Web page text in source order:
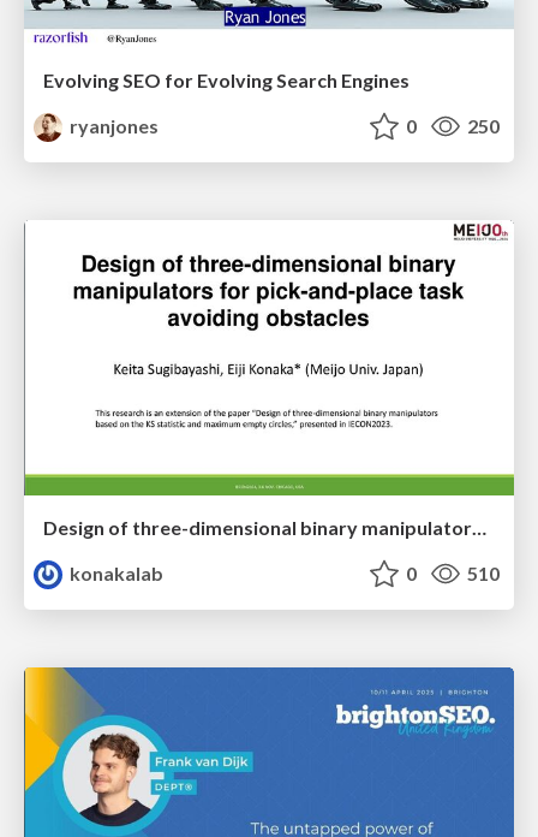
Evolving SEO for Evolving Search Engines
ryanjones
0 250
Design of three-dimensional binary manipulators for pick-and-place task avoiding obstacles (IECON2024)
konakalab
0 510